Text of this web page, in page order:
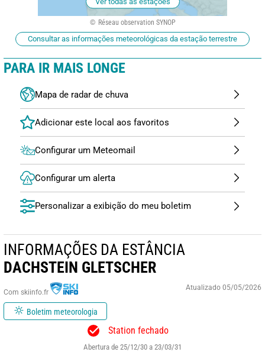
Réseau observation SYNOP
Consultar as informações meteorológicas da estação terrestre
PARA IR MAIS LONGE
Mapa de radar de chuva
Configurar um Meteomail
Configurar um alerta
Personalizar a exibição do meu boletim
INFORMAÇÕES DA ESTÂNCIA
DACHSTEIN GLETSCHER
Com skiinfo.fr
Boletim meteorologia
Atualizado 05/05/2026
Station fechado
Abertura de 25/12/30 a 23/03/31